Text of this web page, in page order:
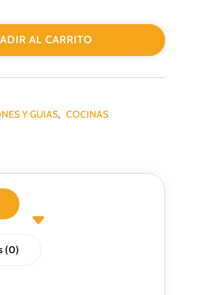
AL CARRITO
Y GUIAS, COCINAS
(0)